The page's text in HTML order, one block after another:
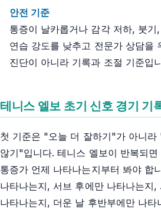
안전 기준
통증이 날카롭거나 감각 저하, 붓기
연습 강도를 낮추고 전문가 상담을
진단이 아니라 기록과 조절 기준입
테니스 엘보 초기 신호 경기 기
첫 기준은 "오늘 더 잘하기"가 아니라
않기"입니다. 테니스 엘보이 반복되
통증가 언제 나타나는지부터 봐야 합
나타나는지, 서브 후에만 나타나는지,
나타나는지, 더운 날 후반부에만 나타